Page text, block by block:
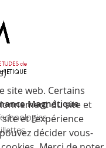
Magnétique
web. Certains
du site et
et l’expérience
décider vous-
Merci de noter